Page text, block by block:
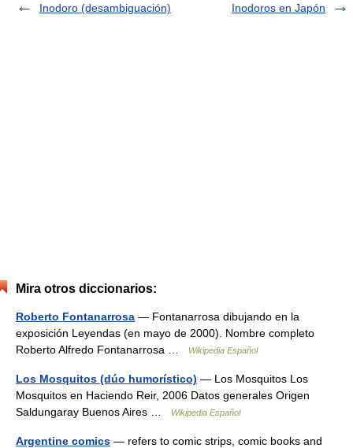
Inodoro (desambiguación)
Inodoros en Japón
Mira otros diccionarios:
Roberto Fontanarrosa — Fontanarrosa dibujando en la
exposición Leyendas (en mayo de 2000). Nombre completo
Roberto Alfredo Fontanarrosa …
Wikipedia Español
Los Mosquitos (dúo humorístico) — Los Mosquitos Los
Mosquitos en Haciendo Reir, 2006 Datos generales Origen
Saldungaray Buenos Aires …
Wikipedia Español
Argentine comics — refers to comic strips, comic books and